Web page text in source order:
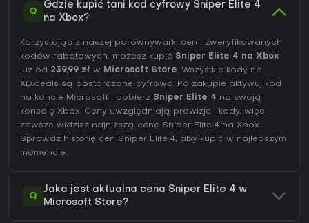
Q
Gdzie kupić tani kod cyfrowy Sniper Elite 4
na Xbox?
Korzystając z naszej porównywarki cen i zweryfikowanych
kodów rabatowych, możesz kupić Sniper Elite 4 na Xbox
już od 239,99 zł w Microsoft Store. Wszystkie kody na
XD.deals są dostarczane cyfrowo. Po zakupie aktywuj kod
na koncie Microsoft i pobierz Sniper Elite 4 na swoją
konsolę Xbox. Ceny uwzględniają prowizje i kody, więc
zawsze widzisz najniższą cenę Sniper Elite 4 na Xbox.
Sprawdź historię cen Sniper Elite 4, aby kupić w najlepszym
momencie.
Q
Jaka jest aktualna cena Sniper Elite 4 w
Microsoft Store?